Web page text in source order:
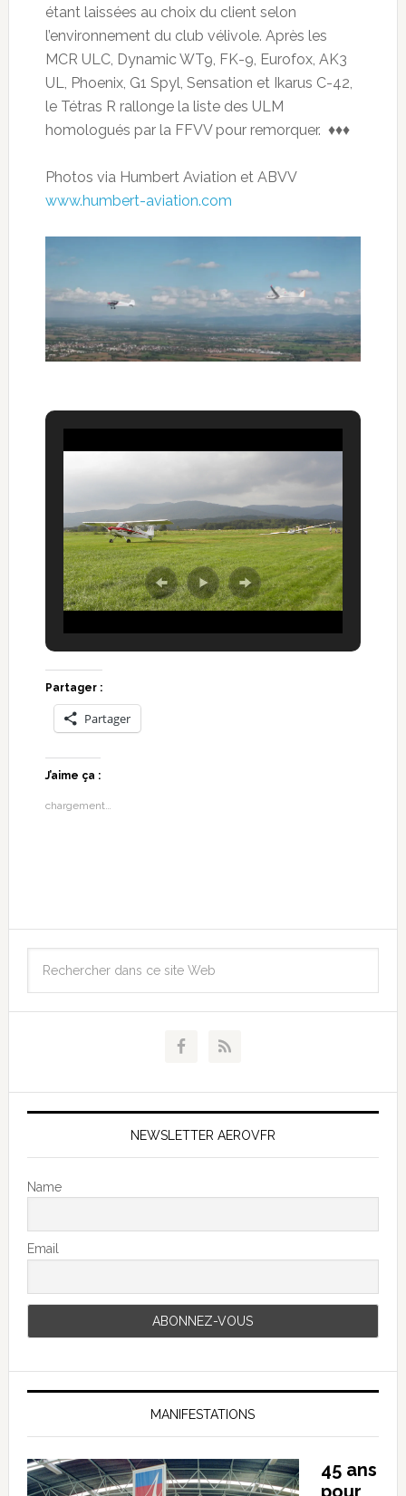
étant laissées au choix du client selon
l’environnement du club vélivole. Après les
MCR ULC, Dynamic WT9, FK-9, Eurofox, AK3
UL, Phoenix, G1 Spyl, Sensation et Ikarus C-42,
le Tétras R rallonge la liste des ULM
homologués par la FFVV pour remorquer. ♦♦♦
Photos via Humbert Aviation et ABVV
www.humbert-aviation.com
Partager :
Partager
J’aime ça :
chargement…
NEWSLETTER AEROVFR
Name
Email
MANIFESTATIONS
45 ans
pour